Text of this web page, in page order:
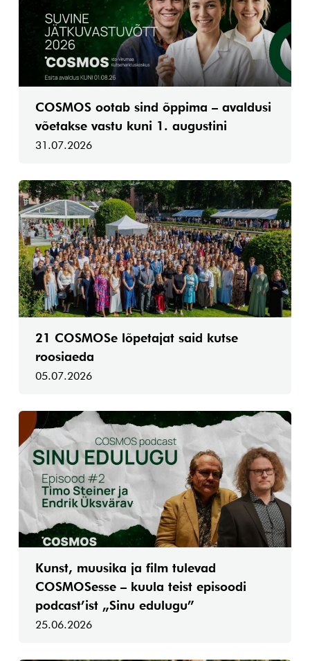
COSMOS ootab sind õppima – avaldusi
võetakse vastu kuni 1. augustini
31.07.2026
21 COSMOSe lõpetajat said kutse
roosiaeda
05.07.2026
Kunst, muusika ja film tulevad
COSMOSesse – kuula teist episoodi
podcast’ist „Sinu edulugu”
25.06.2026